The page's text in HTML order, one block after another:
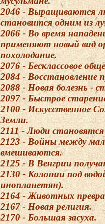
2046 - Выращиваются
становится одним из
2066 - Во время
применяют новый вид
похолодание.
2076 - Бесклассовое
2084 - Восстановление
2088 - Новая болезнь -
2097 - Быстрое
2100 - Искусственное
Земли.
2111 - Люди
2123 - Войны между
вмешиваются.
2125 - В Венгрии
2130 - Колонии под
инопланетян).
2164 - Животных
2167 - Новая религия.
2170 - Большая засуха.